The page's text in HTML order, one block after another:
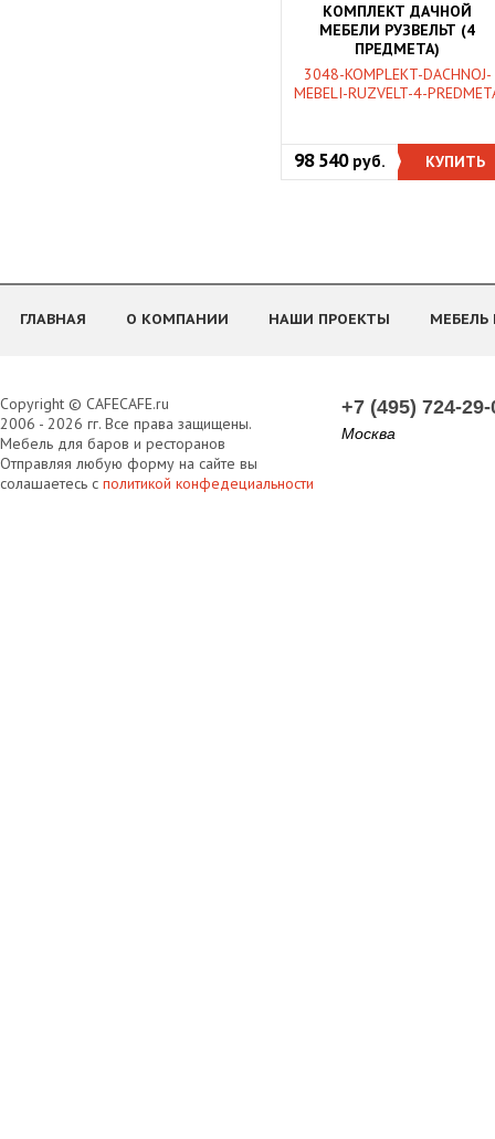
КОМПЛЕКТ ДАЧНОЙ
МЕБЕЛИ РУЗВЕЛЬТ (4
ПРЕДМЕТА)
3048-KOMPLEKT-DACHNOJ-
MEBELI-RUZVELT-4-
98 540 руб. КУПИТЬ
ГЛАВНАЯ О КОМПАНИИ НАШИ ПРОЕКТЫ
Copyright © CAFECAFE.ru
2006 - 2026 гг. Все права защищены.
Мебель для баров и ресторанов
Отправляя любую форму на сайте вы
солашаетесь с политикой конфедециальности
+7 (495) 724-29-
Москва